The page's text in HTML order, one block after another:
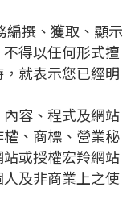
編撰、獲取、顯示
得以任何形式擅
就表示您已經明
容、程式及網站
、商標、營業秘
或授權宏羚網站
及非商業上之使